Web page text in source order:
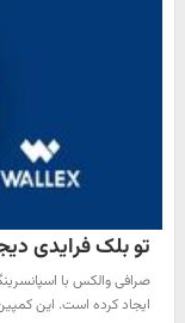
تو بلک فرایدی
صرافی والکس با
ایجاد کرده است. این